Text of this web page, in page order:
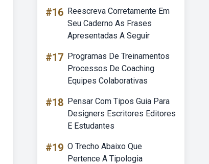
#16 Reescreva Corretamente Em
Seu Caderno As Frases
Apresentadas A Seguir
#17 Programas De Treinamentos
Processos De Coaching
Equipes Colaborativas
#18 Pensar Com Tipos Guia Para
Designers Escritores Editores
E Estudantes
#19 O Trecho Abaixo Que
Pertence A Tipologia